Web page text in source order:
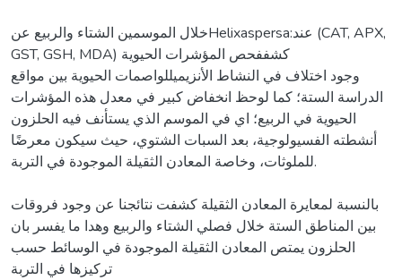
خلال الموسمين الشتاء والربيع عنHelixaspersa:عند (CAT, APX,
GST, GSH, MDA) كشففحص المؤشرات الحيوية
وجود اختلاف في النشاط الأنزيميللواصمات الحيوية بين مواقع
الدراسة الستة؛ كما لوحظ انخفاض كبير في معدل هذه المؤشرات
الحيوية في الربيع؛ اي في الموسم الذي يستأنف فيه الحلزون
أنشطته الفسيولوجية، بعد السبات الشتوي، حيث سيكون معرضًا
للملوثات، وخاصة المعادن الثقيلة الموجودة في التربة.
بالنسبة لمعايرة المعادن الثقيلة كشفت نتائجنا عن وجود فروقات
بين المناطق الستة خلال فصلي الشتاء والربيع وهدا ما يفسر بان
الحلزون يمتص المعادن الثقيلة الموجودة في الوسائط حسب
تركيزها في التربة